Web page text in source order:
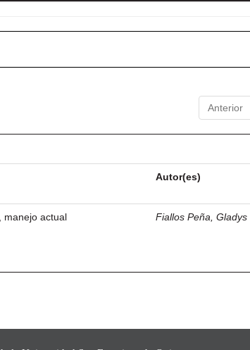
Anterior
Autor(es)
manejo actual Fiallos Peña, Gladys